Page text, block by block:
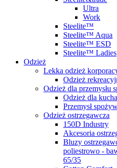
Ultra
Work
Steelite™
Steelite™ Aqua
Steelite™ ESD
Steelite™ Ladies
Odzież
Lekka odzież
Odzież
Odzież dla przemysłu
Odzież dla
Przemysł
Odzież ostrzegawcza
150D Industry
Akcesoria
Bluzy
poliestrowo -
65/35